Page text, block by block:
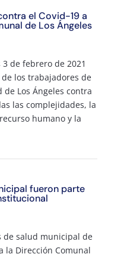
el Covid-19 a
de Los Ángeles
de febrero de 2021
los trabajadores de
Los Ángeles contra
las complejidades, la
humano y la
fueron parte
de salud municipal de
la Dirección Comunal